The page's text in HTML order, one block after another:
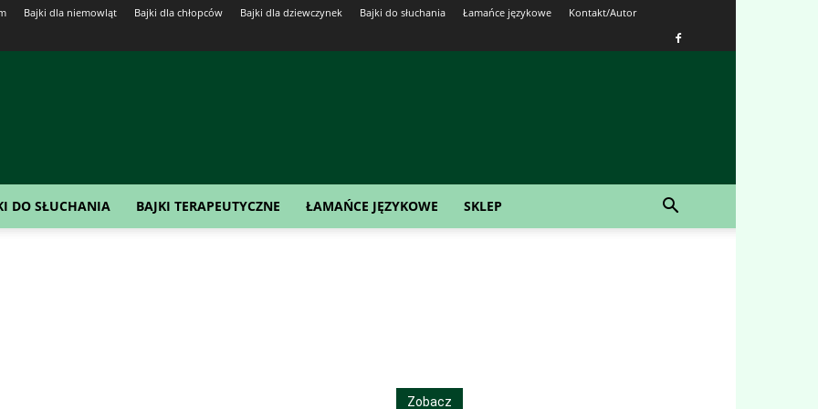
Bajki dla niemowląt Bajki dla chłopców Bajki dla dziewczynek Bajki do słuchania Łamańce językowe Kontakt/Autor
DO SŁUCHANIA BAJKI TERAPEUTYCZNE ŁAMAŃCE JĘZYKOWE SKLEP
Zobacz